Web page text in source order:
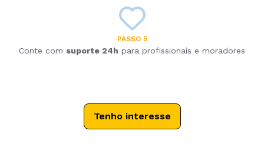
PASSO 5
Conte com suporte 24h para profissionais e moradores
Tenho interesse